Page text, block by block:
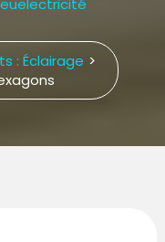
: Éclairage